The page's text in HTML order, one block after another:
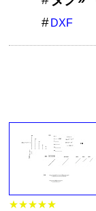
DXF
★★★★★